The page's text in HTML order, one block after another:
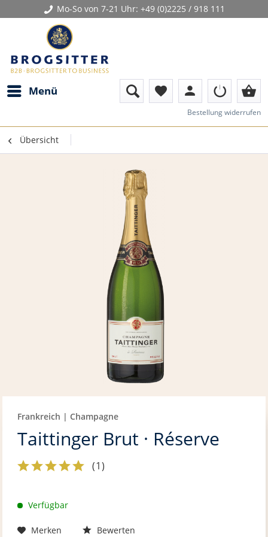
Mo-So von 7-21 Uhr: +49 (0)2225 / 918 111
Menü favorite person shopping_basket
Bestellung widerrufen
Übersicht
Frankreich | Champagne
Taittinger Brut · Réserve
(1)
Verfügbar
Merken Bewerten